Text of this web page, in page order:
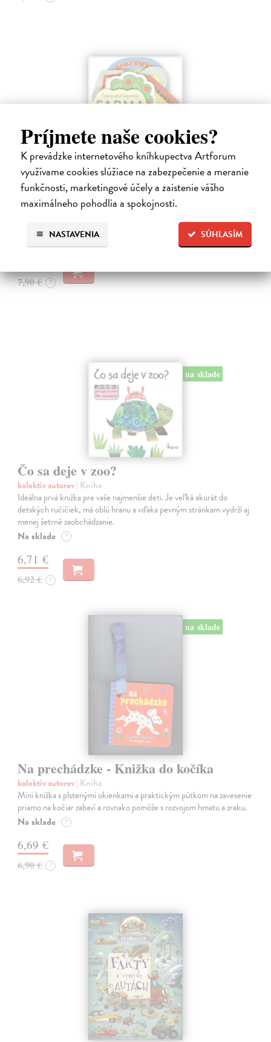
Príjmete naše cookies?
K prevádzke internetového kníhkupectva Artforum
využívame cookies slúžiace na zabezpečenie a meranie
funkčnosti, marketingové účely a zaistenie vášho
maximálneho pohodlia a spokojnosti.
SÚHLASÍM
NASTAVENIA
Farma - Tvarované leporelo
kolektív autorov| Kniha
Táto knižka s veselými obrázkami a rôzne tvarovanými stránkami
zaujme malé deti a zoznámi ich so zvieratami na farme.
Do 4 dní
7,90 € ?
na sklade
Čo sa deje v zoo?
kolektív autorov| Kniha
Ideálna prvá knižka pre vaše najmenšie deti. Je veľká akurát do
detských ručičiek, má oblú hranu a vďaka pevným stránkam vydrží aj
menej šetrné zaobchádzanie.
Na sklade ?
6,71 €
6,92 € ?
na sklade
Na prechádzke - Knižka do kočíka
kolektív autorov| Kniha
Mini knižka s plstenými okienkami a praktickým pútkom na zavesenie
priamo na kočiar zabaví a rovnako pomôže s rozvojom hmatu a zraku.
Na sklade ?
6,69 €
6,90 € ?